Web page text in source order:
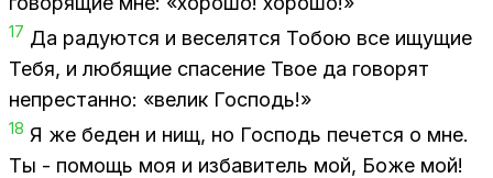
17 Да ра­ду­ют­ся и ве­се­лят­ся То­бою все ищу­щие
Тебя, и лю­бя­щие спа­се­ние Твое да го­во­рят
непре­стан­но: «ве­лик Гос­подь!»
18 Я же бе­ден и нищ, но Гос­подь пе­чет­ся о мне.
Ты - по­мощь моя и из­ба­ви­тель мой, Боже мой!